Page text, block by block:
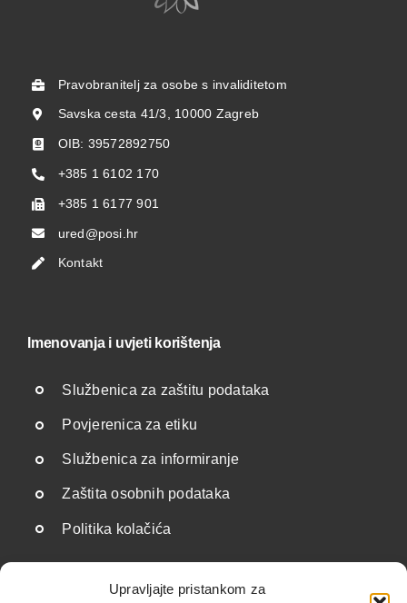
Upravljajte pristankom za
Pravobranitelj za osobe s invaliditetom
Savska cesta 41/3, 10000 Zagreb
OIB: 39572892750
+385 1 6102 170
+385 1 6177 901
ured@posi.hr
Kontakt
Imenovanja i uvjeti korištenja
Službenica za zaštitu podataka
Povjerenica za etiku
Službenica za informiranje
Zaštita osobnih podataka
Politika kolačića